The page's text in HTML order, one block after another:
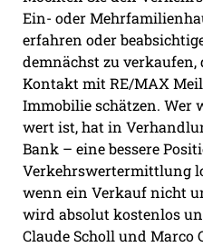
Ein- oder
erfahren oder
demnächst zu verkaufen,
Kontakt mit RE/MAX
Immobilie schätzen. Wer
wert ist, hat in
Bank – eine bessere
Verkehrswertermittlung
wenn ein Verkauf nicht
wird absolut kostenlos
Claude Scholl und Marco